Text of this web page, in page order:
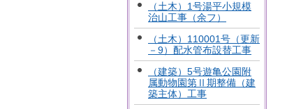
（土木）1号湯平小規模
治山工事（余フ）
（土木）110001号（更新
－9）配水管布設替工事
（建築）5号遊亀公園附
属動物園第Ⅱ期整備（建
築主体）工事